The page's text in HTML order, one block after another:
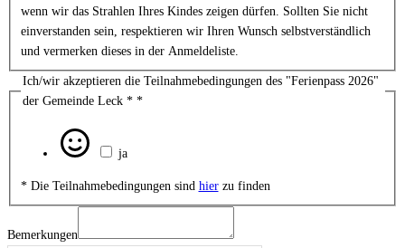
wenn wir das Strahlen Ihres Kindes zeigen dürfen. Sollten Sie nicht
einverstanden sein, respektieren wir Ihren Wunsch selbstverständlich
und vermerken dieses in der Anmeldeliste.
Ich/wir akzeptieren die Teilnahmebedingungen des "Ferienpass 2026"
der Gemeinde Leck * *
ja
* Die Teilnahmebedingungen sind hierzu finden
Bemerkungen